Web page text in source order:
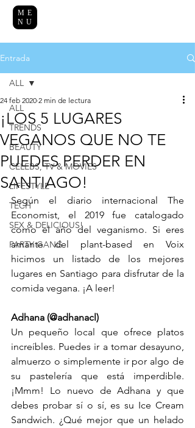
ME
NU
Entrada
ALL
TRENDS
BEAUTY
CELEBS, TV & MOVIES
LIFESTYLE
TECH
SEX & DELICIOUS!
PARTY GANG
ALL
¡LOS 5 LUGARES
VEGANOS QUE NO TE
PUEDES PERDER EN
SANTIAGO!
24 feb 2020 2 min de lectura
Según el diario internacional The
Economist, el 2019 fue catalogado
como el año del veganismo. Si eres
amante del plant-based en Voix
hicimos un listado de los mejores
lugares en Santiago para disfrutar de la
comida vegana. ¡A leer!
Adhana (@adhanacl)
Un pequeño local que ofrece platos
increíbles. Puedes ir a tomar desayuno,
almuerzo o simplemente ir por algo de
su pastelería que está imperdible.
¡Mmm! Lo nuevo de Adhana y que
debes probar sí o sí, es su Ice Cream
Sandwich. ¿Qué mejor que un helado